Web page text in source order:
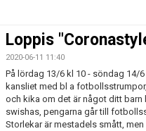
| KONTAKT
| MEDLEMSKAP
| ANLÄGGNINGAR
Loppis
2020-06-11 11:40
På lördag 13/6 kl 10 - söndag 14/
kansliet med bl a
och kika om det är något ditt barn
swishas, pengarna går till
Storlekar är mestadels smått,